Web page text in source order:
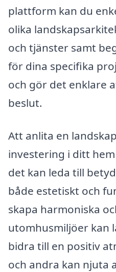
plattform kan du
olika
och tjänster samt
för dina specifika
och gör det enklare
beslut.
Att anlita en
investering i ditt
det kan leda till
både estetiskt och
skapa harmoniska
utomhusmiljöer kan
bidra till en positiv
och andra kan njuta